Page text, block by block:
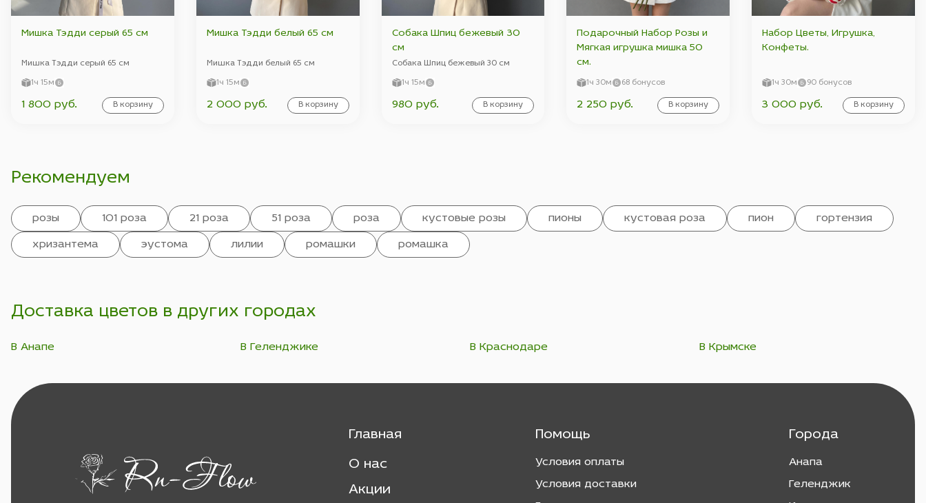
Мишка Тэдди серый 65 см
Мишка Тэдди серый 65 см
1ч 15м
1 800 руб. В корзину
Мишка Тэдди белый 65 см
Мишка Тэдди белый 65 см
1ч 15м
2 000 руб. В корзину
Собака Шпиц бежевый 30
см
Собака Шпиц бежевый 30 см
1ч 15м
980 руб. В корзину
Подарочный Набор Розы и
Мягкая игрушка мишка 50
см.
1ч 30м 68 бонусов
2 250 руб. В корзину
Набор Цветы, Игрушка,
Конфеты.
1ч 30м 90 бонусов
3 000 руб. В корзину
Рекомендуем
розы 101 роза 21 роза 51 роза роза кустовые розы пионы кустовая роза пион гортензия
хризантема эустома лилии ромашки ромашка
Доставка цветов в других городах
В Анапе В Геленджике В Краснодаре В Крымске
Главная
О нас
Акции
Помощь
Условия оплаты
Условия доставки
Города
Анапа
Геленджик